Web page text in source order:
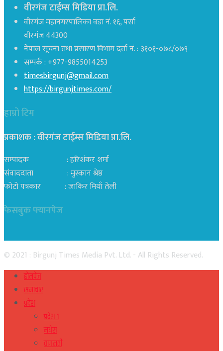
वीरगंज टाईम्स मिडिया प्रा.लि.
वीरगंज महानगरपालिका वडा नं. १६, पर्सा
वीरगंज 44300
नेपाल सूचना तथा प्रसारण विभाग दर्ता नं. : ३१०१-०७८/०७९
सम्पर्क : +977-9855014253
timesbirgunj@gmail.com
https://birgunjtimes.com/
हाम्रो टिम
प्रकाशक : वीरगंज टाईम्स मिडिया प्रा‍.लि.
सम्पादक : हरिशंकर शर्मा
संवाददाता : मुस्कान श्रेष्ठ
फोटो पत्रकार : जाकिर मियाँ तेली
फेसबुक फ्यानपेज
© 2021 : Birgunj Times Media Pvt. Ltd. - All Rights Reserved.
होमपेज
समाचार
प्रदेश
प्रदेश १
मधेस
वागमती